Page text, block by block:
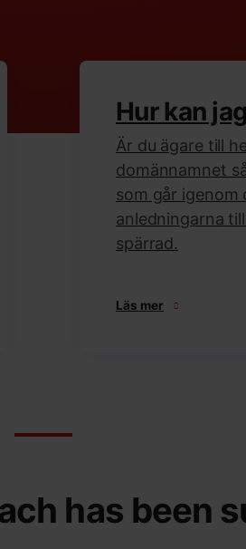
Hur kan
Är du ägare till
domännamnet
som går igenom
anledningarna
spärrad.
Läs mer
has been